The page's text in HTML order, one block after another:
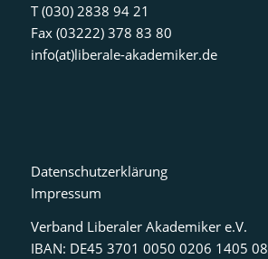
T (030) 2838 94 21
Fax (03222) 378 83 80
info(at)liberale-akademiker.de
Datenschutzerklärung
Impressum
Verband Liberaler Akademiker e.V.
IBAN: DE45 3701 0050 0206 1405 08